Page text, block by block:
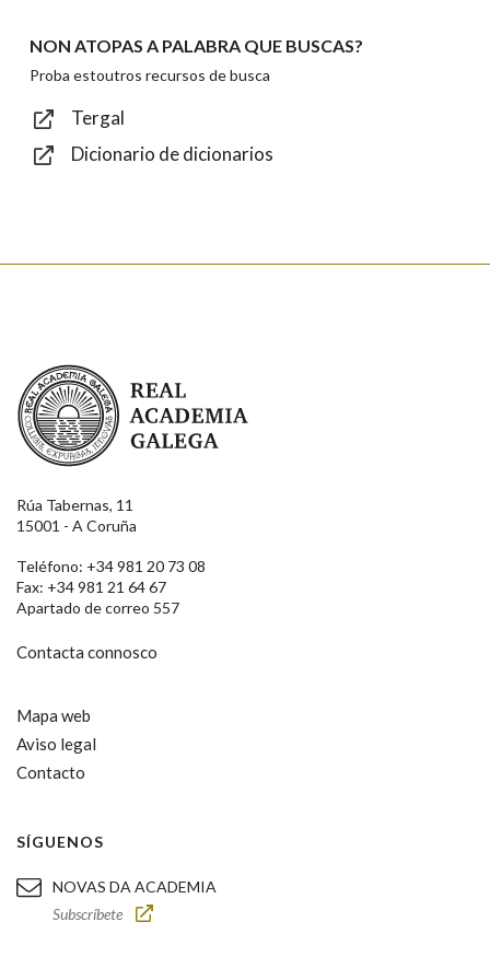
Texto de verificación
NON ATOPAS A PALABRA QUE BUSCAS?
Proba estoutros recursos de busca
Tergal
Dicionario de dicionarios
Real Academia Galega
Rúa Tabernas, 11
15001 - A Coruña
Teléfono: +34 981 20 73 08
Fax: +34 981 21 64 67
Apartado de correo 557
Contacta connosco
Mapa web
Aviso legal
Contacto
SÍGUENOS
NOVAS DA ACADEMIA
Subscríbete